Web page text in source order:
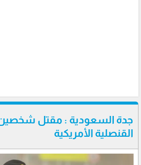
جدة السعودية : مقتل
القنصلية الأمريكية